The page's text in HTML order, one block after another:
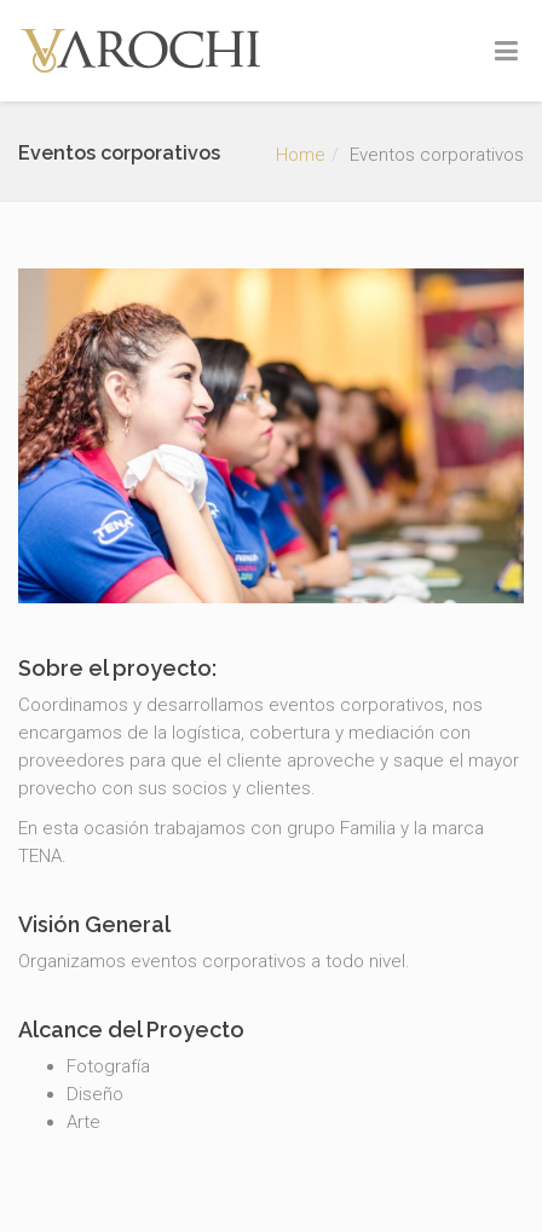
Eventos corporativos Home Eventos corporativos
Sobre el proyecto:
Coordinamos y desarrollamos eventos corporativos, nos
encargamos de la logística, cobertura y mediación con
proveedores para que el cliente aproveche y saque el mayor
provecho con sus socios y clientes.
En esta ocasión trabajamos con grupo Familia y la marca
TENA.
Visión General
Organizamos eventos corporativos a todo nivel.
Alcance del Proyecto
Fotografía
Diseño
Arte